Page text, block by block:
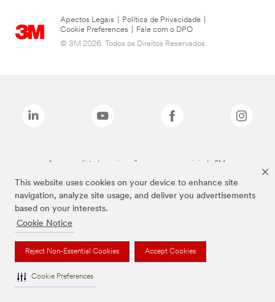
This website uses cookies on your device to enhance site
navigation, analyze site usage, and deliver you advertisements
based on your interests.
Cookie Notice
Reject Non-Essential Cookies Accept Cookies
Cookie Preferences
Apectos Legais Política de Privacidade
Cookie Preferences
Fale com o DPO
© 3M 2026. Todos os Direitos Reservados.
As marcas listadas a cima são marcas comerciais da 3M.